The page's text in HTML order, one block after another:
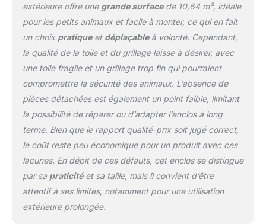
votre petit animal un
espace plus chaleureux
avec un endroit où rester
couvert PORTE
d'un accès facile avec la
porte en acier galvanisé
verrouillable pour plus de
sécurité. Nourrir vos
amis à plumes et
nettoyer l'enclos devient
un jeu d'enfant
STRUCTURE ROBUSTE :
Contrairement au bois, la
paroi à maillons de
chaîne comporte des fils
extérieure offre une grande surfacede 10,64 m², idéale
pour les petits animaux et facile à monter, ce qui en fait
un choix pratiqueet déplaçableà volonté. Cependant,
la qualité de la toile et du grillage laisse à désirer, avec
une toile fragile et un grillage trop fin qui pourraient
compromettre la sécurité des animaux. L’absence de
pièces détachées est également un point faible, limitant
la possibilité de réparer ou d’adapter l’enclos à long
terme. Bien que le rapport qualité-prix soit jugé correct,
le coût reste peu économique pour un produit avec ces
lacunes. En dépit de ces défauts, cet enclos se distingue
par sa praticitéet sa taille, mais il convient d’être
attentif à ses limites, notamment pour une utilisation
extérieure prolongée.